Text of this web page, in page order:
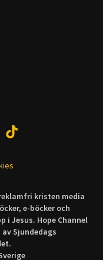
kristen media
e-böcker och
i Jesus. Hope Channel
Sjundedags